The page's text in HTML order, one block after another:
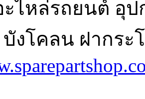
ไหล่รถยนต์ อุ
งโคลน ฝากร